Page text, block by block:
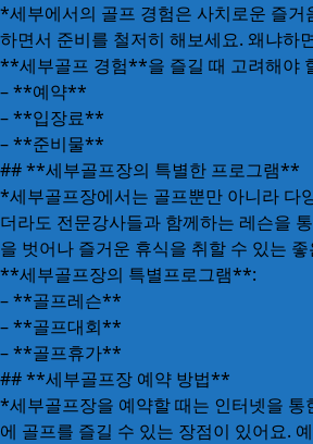
*세부에서의 골프 경험은 사치로운 즐거
하면서 준비를 철저히 해보세요. 왜냐하
**세부골프 경험**을 즐길 때 고려해야
– **예약**
– **입장료**
– **준비물**
## **세부골프장의 특별한 프로그램**
*세부골프장에서는 골프뿐만 아니라
더라도 전문강사들과 함께하는 레슨을
을 벗어나 즐거운 휴식을 취할 수 있는
**세부골프장의 특별프로그램**:
– **골프레슨**
– **골프대회**
– **골프휴가**
## **세부골프장 예약 방법**
*세부골프장을 예약할 때는 인터넷을
에 골프를 즐길 수 있는 장점이 있어요